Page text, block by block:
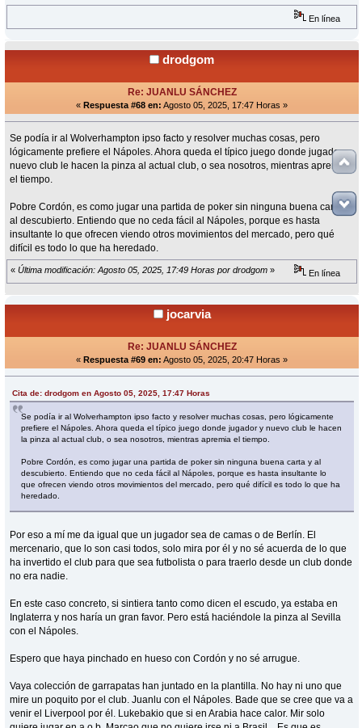
En línea
drodgom
Re: JUANLU SÁNCHEZ
« Respuesta #68 en: Agosto 05, 2025, 17:47 Horas »
Se podía ir al Wolverhampton ipso facto y resolver muchas cosas, pero
lógicamente prefiere el Nápoles. Ahora queda el típico juego donde jugador y
nuevo club le hacen la pinza al actual club, o sea nosotros, mientras apremia
el tiempo.
Pobre Cordón, es como jugar una partida de poker sin ninguna buena carta y
al descubierto. Entiendo que no ceda fácil al Nápoles, porque es hasta
insultante lo que ofrecen viendo otros movimientos del mercado, pero qué
difícil es todo lo que ha heredado.
« Última modificación: Agosto 05, 2025, 17:49 Horas por drodgom » En línea
jocarvia
Re: JUANLU SÁNCHEZ
« Respuesta #69 en: Agosto 05, 2025, 20:47 Horas »
Cita de: drodgom en Agosto 05, 2025, 17:47 Horas
Se podía ir al Wolverhampton ipso facto y resolver muchas cosas, pero lógicamente
prefiere el Nápoles. Ahora queda el típico juego donde jugador y nuevo club le hacen
la pinza al actual club, o sea nosotros, mientras apremia el tiempo.
Pobre Cordón, es como jugar una partida de poker sin ninguna buena carta y al
descubierto. Entiendo que no ceda fácil al Nápoles, porque es hasta insultante lo
que ofrecen viendo otros movimientos del mercado, pero qué difícil es todo lo que ha
heredado.
Por eso a mí me da igual que un jugador sea de camas o de Berlín. El
mercenario, que lo son casi todos, solo mira por él y no sé acuerda de lo que
ha invertido el club para que sea futbolista o para traerlo desde un club donde
no era nadie.
En este caso concreto, si sintiera tanto como dicen el escudo, ya estaba en
Inglaterra y nos haría un gran favor. Pero está haciéndole la pinza al Sevilla
con el Nápoles.
Espero que haya pinchado en hueso con Cordón y no sé arrugue.
Vaya colección de garrapatas han juntado en la plantilla. No hay ni uno que
mire un poquito por el club. Juanlu con el Nápoles. Bade que se cree que va a
venir el Liverpool por él. Lukebakio que si en Arabia hace calor. Mir solo